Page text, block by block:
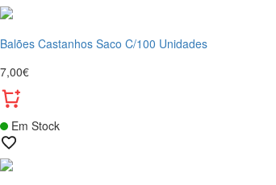
Balões Castanhos Saco C/100 Unidades
7,00€
Em Stock